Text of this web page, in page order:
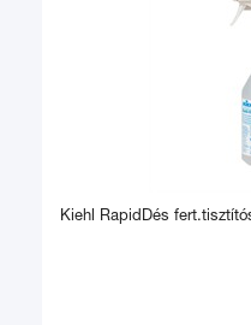
Kiehl RapidDés